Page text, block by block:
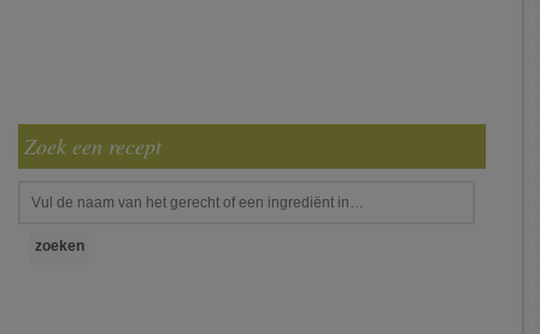
Zoek een recept